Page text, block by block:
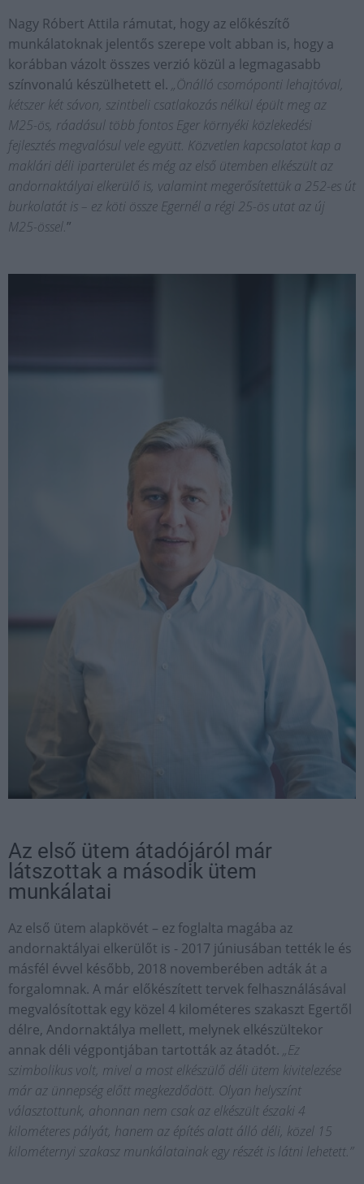
Nagy Róbert Attila rámutat, hogy az előkészítő
munkálatoknak jelentős szerepe volt abban is, hogy a
korábban vázolt összes verzió közül a legmagasabb
színvonalú készülhetett el. „Önálló csomóponti lehajtóval,
kétszer két sávon, szintbeli csatlakozás nélkül épült meg az
M25-ös, ráadásul több fontos Eger környéki közlekedési
fejlesztés megvalósul vele együtt. Közvetlen kapcsolatot kap a
maklári déli iparterület és még az első ütemben elkészült az
andornaktályai elkerülő is, valamint megerősítettük a 252-es út
burkolatát is – ez köti össze Egernél a régi 25-ös utat az új
M25-össel.”
Az első ütem átadójáról már
látszottak a második ütem
munkálatai
Az első ütem alapkövét – ez foglalta magába az
andornaktályai elkerülőt is - 2017 júniusában tették le és
másfél évvel később, 2018 novemberében adták át a
forgalomnak. A már előkészített tervek felhasználásával
megvalósítottak egy közel 4 kilométeres szakaszt Egertől
délre, Andornaktálya mellett, melynek elkészültekor
annak déli végpontjában tartották az átadót. „Ez
szimbolikus volt, mivel a most elkészülő déli ütem kivitelezése
már az ünnepség előtt megkezdődött. Olyan helyszínt
választottunk, ahonnan nem csak az elkészült északi 4
kilométeres pályát, hanem az építés alatt álló déli, közel 15
kilométernyi szakasz munkálatainak egy részét is látni lehetett.”